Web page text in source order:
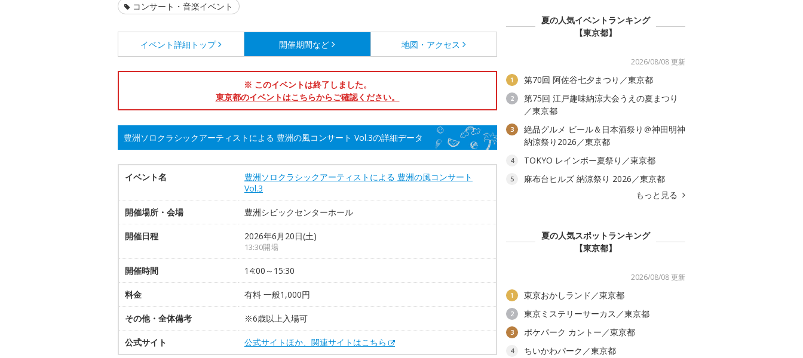
コンサート・音楽イベント
イベント詳細 トップ 開催期間など 地図・アクセス
※ このイベントは終了しました。
東京都のイベントはこちらからご確認ください。
豊洲ソロクラシックアーティストによる 豊洲の風コンサート Vol.3の詳細データ
イベント名
豊洲ソロクラシックアーティストによる 豊洲の風コンサート
Vol.3
開催場所・会場 豊洲シビックセンターホール
開催日程 2026年6月20日(土)
13:30開場
開催時間 14:00～15:30
料金 有料 一般1,000円
その他・全体備考 ※6歳以上入場可
公式サイト 公式サイトほか、関連サイトはこちら
夏の人気イベントランキング
【東京都】
2026/08/08 更新
1 第70回 阿佐谷七夕まつり／東京都
2
第75回 江戸趣味納涼大会うえの夏まつり
／東京都
3
絶品グルメ ビール＆日本酒祭り＠神田明神
納涼祭り2026／東京都
4 TOKYO レインボー夏祭り／東京都
5
麻布台ヒルズ 納涼祭り 2026／東京都
もっと見る
夏の人気スポットランキング
【東京都】
2026/08/08 更新
1 東京おかしランド／東京都
2 東京ミステリーサーカス／東京都
3 ポケパーク カントー／東京都
4 ちいかわパーク／東京都